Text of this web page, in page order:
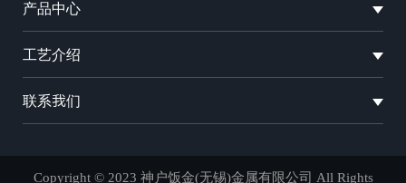
产品中心
工艺介绍
联系我们
Copyright © 2023 神户饭金(无锡)金属有限公司 All Rights